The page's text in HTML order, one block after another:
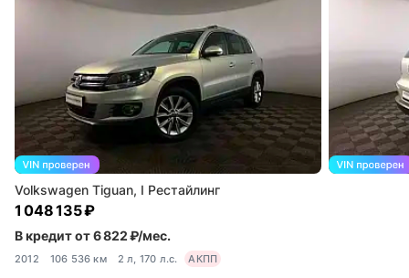
Volkswagen Tiguan, I Рестайлинг
1 048 135 ₽
В кредит от 6 822 ₽/мес.
2012 106 536 км 2 л, 170 л.с. АКПП